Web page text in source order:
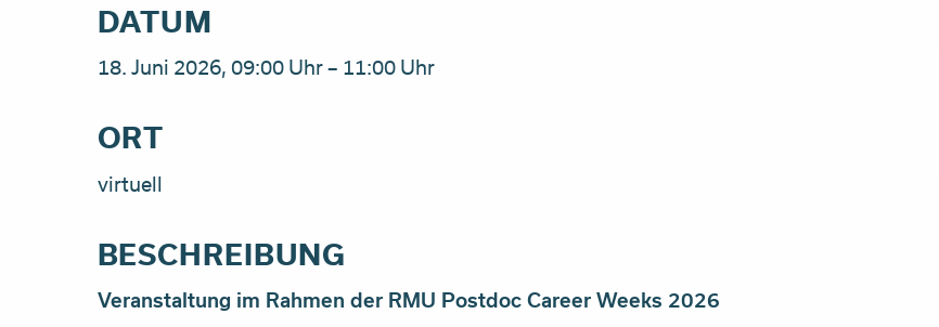
DATUM
18. Juni 2026, 09:00 Uhr – 11:00 Uhr
ORT
virtuell
BESCHREIBUNG
Veranstaltung im Rahmen der RMU Postdoc Career Weeks 2026